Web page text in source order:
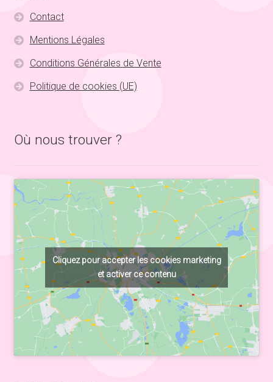
Contact
Mentions Légales
Conditions Générales de Vente
Politique de cookies (UE)
Où nous trouver ?
Cliquez pour accepter les cookies marketing
et activer ce contenu